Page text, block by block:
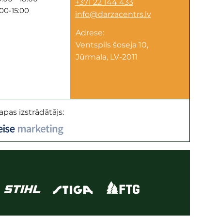
15:00
+371 22 144 433
info@darzacentrs.lv
Adrese:
Ventspils šoseja 10,
Jūrmala, LV-2011
izstrādātājs: